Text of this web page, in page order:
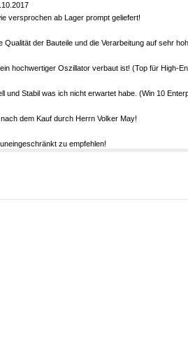
versprochen ab Lager prompt geliefert!
Qualität der Bauteile und die Verarbeitung auf sehr
hochwertiger Oszillator verbaut ist! (Top für High-
und Stabil was ich nicht erwartet habe. (Win 10
dem Kauf durch Herrn Volker May!
zu empfehlen!